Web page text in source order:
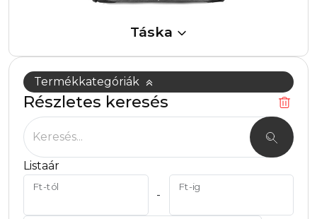
Termékkategóriák
Részletes keresés
Keresés...
Listaár
Ft-tól
-
Ft-ig
Táska